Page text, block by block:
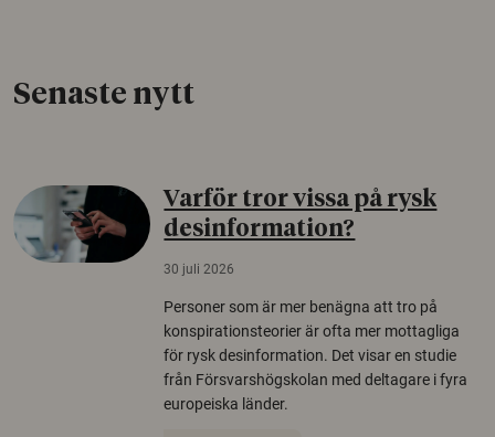
Senaste nytt
Varför tror vissa på rysk
desinformation?
30 juli 2026
Personer som är mer benägna att tro på
konspirationsteorier är ofta mer mottagliga
för rysk desinformation. Det visar en studie
från Försvarshögskolan med deltagare i fyra
europeiska länder.